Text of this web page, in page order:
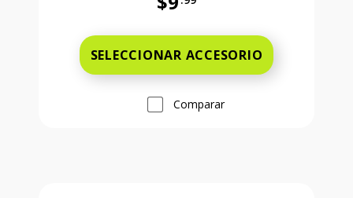
SELECCIONAR ACCESORIO
Comparar